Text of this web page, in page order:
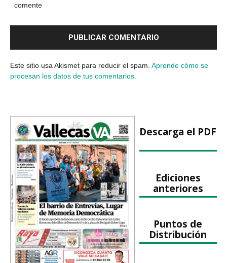
comente
Este sitio usa Akismet para reducir el spam. Aprende cómo se
procesan los datos de tus comentarios.
Descarga el PDF
Ediciones
anteriores
Puntos de
Distribución